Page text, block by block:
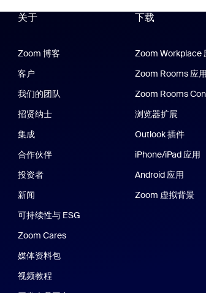
关于
Zoom 博客
客户
我们的团队
招贤纳士
集成
合作伙伴
投资者
新闻
可持续性与 ESG
Zoom Cares
媒体资料包
视频教程
下载
Zoom Workplace
Zoom Rooms 应用
Zoom Rooms
浏览器扩展
Outlook 插件
iPhone/iPad 应用
Android 应用
Zoom 虚拟背景